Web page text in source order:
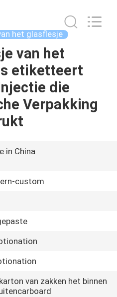
het glasflesje
van het
etiketteert
die
Verpakking
in China
custom
van zakken het binnen